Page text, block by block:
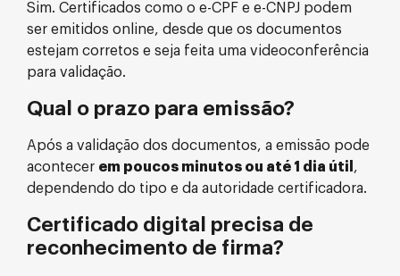
Sim. Certificados como o e-CPF e e-CNPJ podem
ser emitidos online, desde que os documentos
estejam corretos e seja feita uma videoconferência
para validação.
Qual o prazo para emissão?
Após a validação dos documentos, a emissão pode
acontecer em poucos minutos ou até 1 dia útil ,
dependendo do tipo e da autoridade certificadora.
Certificado digital precisa de
reconhecimento de firma?